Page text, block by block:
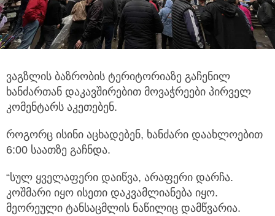
ვაგზლის ბაზრობის ტერიტორიაზე გაჩენილ
ხანძართან დაკავშირებით მოვაჭრეები პირველ
კომენტარს აკეთებენ.
როგორც ისინი აცხადებენ, ხანძარი დაახლოებით
6:00 საათზე გაჩნდა.
“სულ ყველაფერი დაიწვა, არაფერი დარჩა.
კოშმარი იყო ისეთი დაკვამლიანება იყო.
მეორეული ტანსაცმლის ნაწილიც დამწვარია.